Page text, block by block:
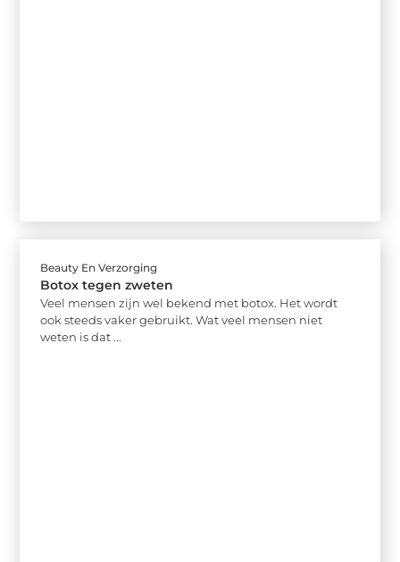
Beauty En Verzorging
Botox tegen zweten
Veel mensen zijn wel bekend met botox. Het wordt
ook steeds vaker gebruikt. Wat veel mensen niet
weten is dat ...